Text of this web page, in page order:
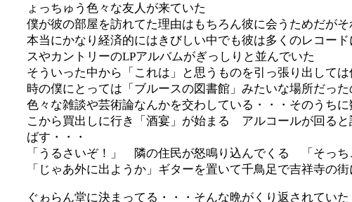
ょっちゅう色々な友人が来ていた
僕が彼の部屋を訪れてた理由はもちろん彼に会うためだが
本当にかなり経済的にはきびしい中でも彼は多くのレコー
スやカントリーのLPアルバムがぎっしりと並んでいた
そういった中から「これは」と思うものを引っ張り出して
時の僕にとっては「ブルースの図書館」みたいな場所だっ
色々な雑談や芸術論なんかを交わしている・・・そのう
こから買出しに行き「酒宴」が始まる アルコールが回る
ばす・・・
「うるさいぞ！」 隣の住民が怒鳴り込んでくる 「そっち
「じゃあ外に出ようか」ギターを置いて千鳥足で吉祥寺の
ぐゎらん堂に決まってる・・・そんな晩がくり返されていた